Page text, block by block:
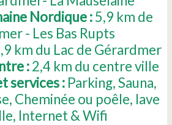
Nordique :5,9 km de
- Les Bas Rupts
km du Lac de Gérardmer
:2,4 km du centre ville
services : Parking Sauna
Cheminée ou poêle lave
Internet & Wifi